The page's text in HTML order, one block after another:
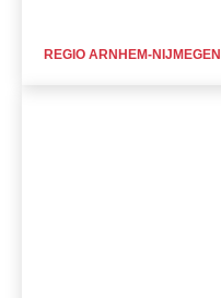
REGIO ARNHEM-NIJMEGEN